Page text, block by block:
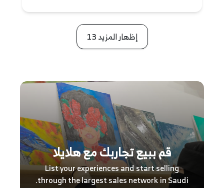
إظهار المزيد 13
قم ببيع تجاربك مع هلايلا
List your experiences and start selling
through the largest sales network in Saudi.